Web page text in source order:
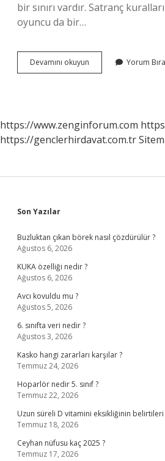
bir sınırı vardır. Satranç
oyuncu da bir…
Devamını okuyun Satrançta
16
Yorum
https://www.zenginforum.com
https://genclerhirdavat.com.tr
Sidebar
Son Yazılar
Buzluktan çıkan börek nasıl çözdürülür ?
Ağustos 6, 2026
KUKA özelliği nedir ?
Ağustos 6, 2026
Avcı kovuldu mu ?
Ağustos 5, 2026
6. sınıfta veri nedir ?
Ağustos 3, 2026
Kasko hangi zararları karşılar ?
Temmuz 24, 2026
Hoparlör nedir 5. sınıf ?
Temmuz 22, 2026
Uzun süreli D vitamini eksikliğinin
Temmuz 18, 2026
Ceyhan nüfusu kaç 2025 ?
Temmuz 17, 2026